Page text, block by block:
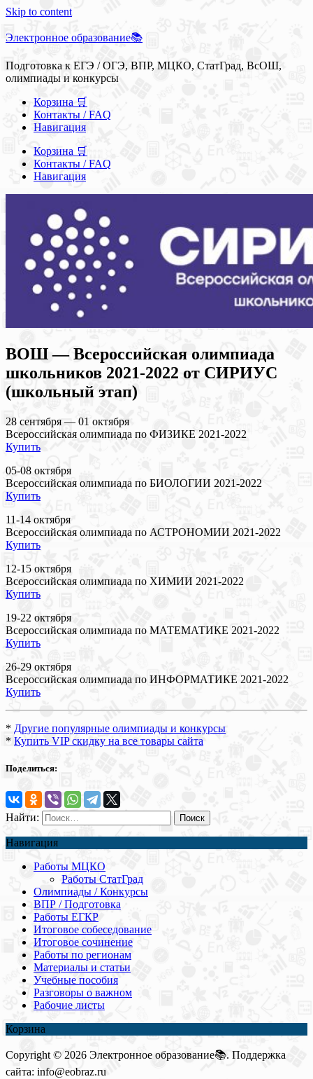
Skip to content
Электронное образование📚
Подготовка к ЕГЭ / ОГЭ, ВПР, МЦКО, СтатГрад, ВсОШ,
олимпиады и конкурсы
Корзина 🛒
Контакты / FAQ
Навигация
Корзина 🛒
Контакты / FAQ
Навигация
ВОШ — Всероссийская олимпиада
школьников 2021-2022 от СИРИУС
(школьный этап)
28 сентября — 01 октября
Всероссийская олимпиада по ФИЗИКЕ 2021-2022
Купить
05-08 октября
Всероссийская олимпиада по БИОЛОГИИ 2021-2022
Купить
11-14 октября
Всероссийская олимпиада по АСТРОНОМИИ 2021-2022
Купить
12-15 октября
Всероссийская олимпиада по ХИМИИ 2021-2022
Купить
19-22 октября
Всероссийская олимпиада по МАТЕМАТИКЕ 2021-2022
Купить
26-29 октября
Всероссийская олимпиада по ИНФОРМАТИКЕ 2021-2022
Купить
* Другие популярные олимпиады и конкурсы
* Купить VIP скидку на все товары сайта
Поделиться:
Найти:
Навигация
Работы МЦКО
Работы СтатГрад
Олимпиады / Конкурсы
ВПР / Подготовка
Работы ЕГКР
Итоговое собеседование
Итоговое сочинение
Работы по регионам
Материалы и статьи
Учебные пособия
Разговоры о важном
Рабочие листы
Корзина
Copyright © 2026 Электронное образование📚. Поддержка
сайта: info@eobraz.ru